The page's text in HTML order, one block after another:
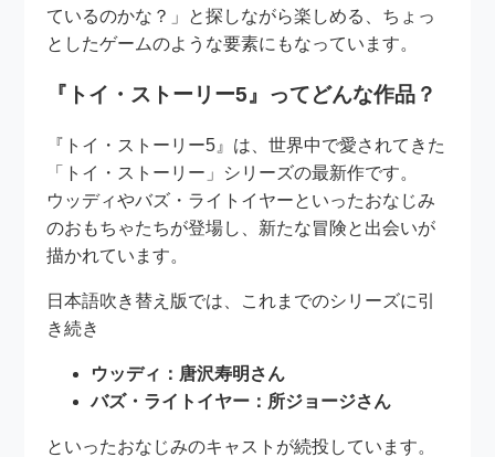
ているのかな？」と探しながら楽しめる、ちょっ
としたゲームのような要素にもなっています。
『トイ・ストーリー5』ってどんな作品？
『トイ・ストーリー5』は、世界中で愛されてきた
「トイ・ストーリー」シリーズの最新作です。
ウッディやバズ・ライトイヤーといったおなじみ
のおもちゃたちが登場し、新たな冒険と出会いが
描かれています。
日本語吹き替え版では、これまでのシリーズに引
き続き
ウッディ：唐沢寿明さん
バズ・ライトイヤー：所ジョージさん
といったおなじみのキャストが続投しています。